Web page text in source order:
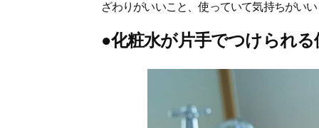
ざわりがいいこと、使っていて気持ちがい
●化粧水が片手でつけられ